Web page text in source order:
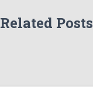
Related Posts